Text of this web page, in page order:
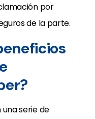
por
de la parte.
serie de